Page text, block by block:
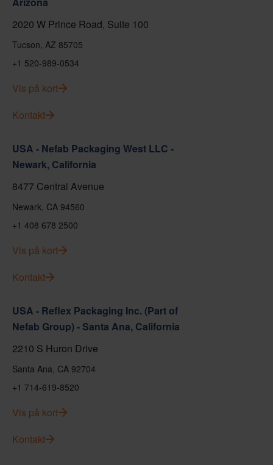
2020 W Prince Road, Suite 100
Tucson, AZ 85705
+1 520-989-0534
Vis på kort
Kontakt
USA - Nefab Packaging West LLC -
Newark, California
8477 Central Avenue
Newark, CA 94560
+1 408 678 2500
Vis på kort
Kontakt
USA - Reflex Packaging Inc. (Part of
Nefab Group) - Santa Ana, California
2210 S Huron Drive
Santa Ana, CA 92704
+1 714-619-8520
Vis på kort
Kontakt